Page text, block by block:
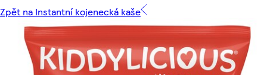
Zpět na Instantní kojenecká kaše